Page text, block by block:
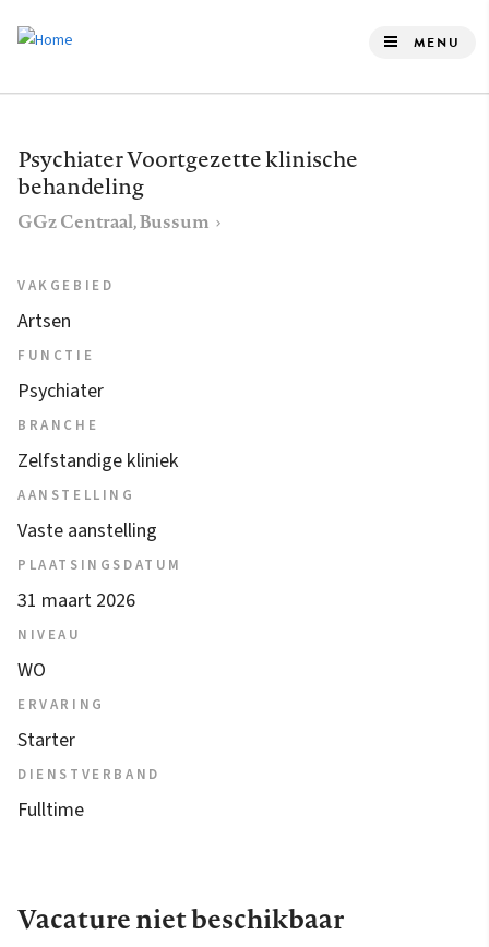
de
gaan
MENU
Psychiater Voortgezette klinische
behandeling
GGz Centraal, Bussum
VAKGEBIED
Artsen
FUNCTIE
Psychiater
BRANCHE
Zelfstandige kliniek
AANSTELLING
Vaste aanstelling
PLAATSINGSDATUM
31 maart 2026
NIVEAU
WO
ERVARING
Starter
DIENSTVERBAND
Fulltime
Vacature niet beschikbaar